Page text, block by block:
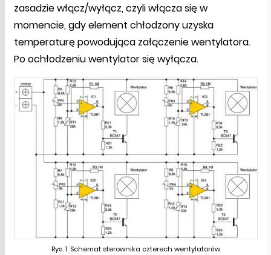
zasadzie włącz/wyłącz, czyli włącza się w
momencie, gdy element chłodzony uzyska
temperaturę powodująca załączenie wentylatora.
Po ochłodzeniu wentylator się wyłącza.
Rys. 1. Schemat sterownika czterech wentylatorów